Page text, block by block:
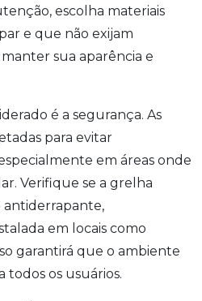
escolha materiais
e que não exijam
sua aparência e
é a segurança. As
para evitar
em áreas onde
Verifique se a grelha
antiderrapante,
em locais como
garantirá que o ambiente
todos os usuários.